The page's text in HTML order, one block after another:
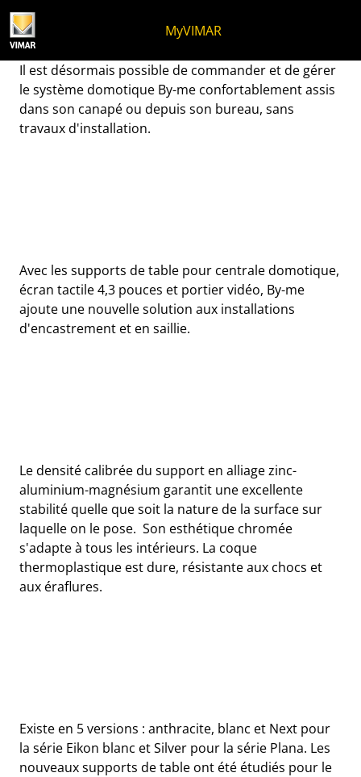
MyVIMAR
Invitez-le à votre table !
Il est désormais possible de commander et de gérer
le système domotique By-me confortablement assis
dans son canapé ou depuis son bureau, sans
travaux d'installation.
Avec les supports de table pour centrale domotique,
écran tactile 4,3 pouces et portier vidéo, By-me
ajoute une nouvelle solution aux installations
d'encastrement et en saillie.
Le densité calibrée du support en alliage zinc-
aluminium-magnésium garantit une excellente
stabilité quelle que soit la nature de la surface sur
laquelle on le pose. Son esthétique chromée
s'adapte à tous les intérieurs. La coque
thermoplastique est dure, résistante aux chocs et
aux éraflures.
Existe en 5 versions : anthracite, blanc et Next pour
la série Eikon blanc et Silver pour la série Plana. Les
nouveaux supports de table ont été étudiés pour le